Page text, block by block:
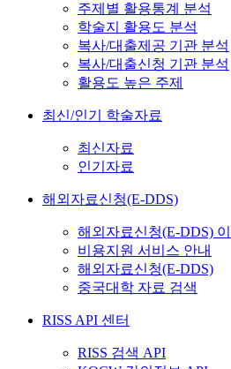
주제별 활용통계 분석
학술지 활용도 분석
복사/대출제공 기관 분석
복사/대출신청 기관 분석
활용도 높은 주제
최신/인기 학술자료
최신자료
인기자료
해외자료신청(E-DDS)
해외자료신청(E-DDS)
비용지원 서비스 안내
해외자료신청(E-DDS)
중국대학 자료 검색
RISS API 센터
RISS 검색 API